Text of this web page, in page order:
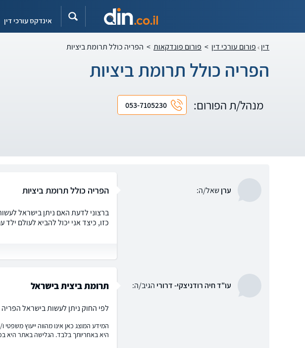
אינדקס עורכי דין
דין פורום עורכי דין > פורום פונדקאות > הפריה כולל תרומת ביציות
הפריה כולל תרומת ביציות
מנהל/ת הפורום: 053-7105230
ערןשאל/ה: הפריה כולל תרומת ביציות
ברצוני לדעת האם ניתן בישראל
כזו, כיצד אני יכול להביא לעולם
עו"ד חיה רודניצקי- דרורי הגיב/ה: תרומת ביצית בישראל
לפי החוק ניתן לעשות בישראל
המידע המוצג כאן אינו מהווה ייעוץ
היא באחריותך בלבד. הגלישה באתר היא